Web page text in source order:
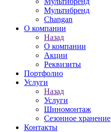
Мультибренд
Сhangan
О компании
Назад
О компании
Акции
Реквизиты
Портфолио
Услуги
Назад
Услуги
Шиномонтаж
Сезонное хранение
Контакты